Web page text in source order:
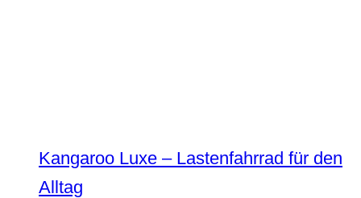
Kangaroo Luxe – Lastenfahrrad für den
Alltag